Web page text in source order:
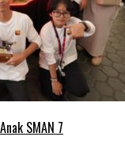
SMAN 7